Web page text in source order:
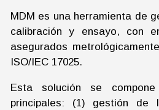
MDM es una herramienta de
calibración y ensayo, con
asegurados
ISO/IEC 17025.
Esta solución se
principales: (1) gestión de